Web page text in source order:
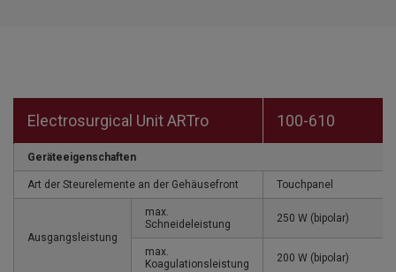
Electrosurgical Unit ARTro 100-610
Geräteeigenschaften
Art der Steurelemente an der Gehäusefront Touchpanel
Ausgangsleistung
max.
Schneideleistung
250 W (bipolar)
max.
Koagulationsleistung
200 W (bipolar)